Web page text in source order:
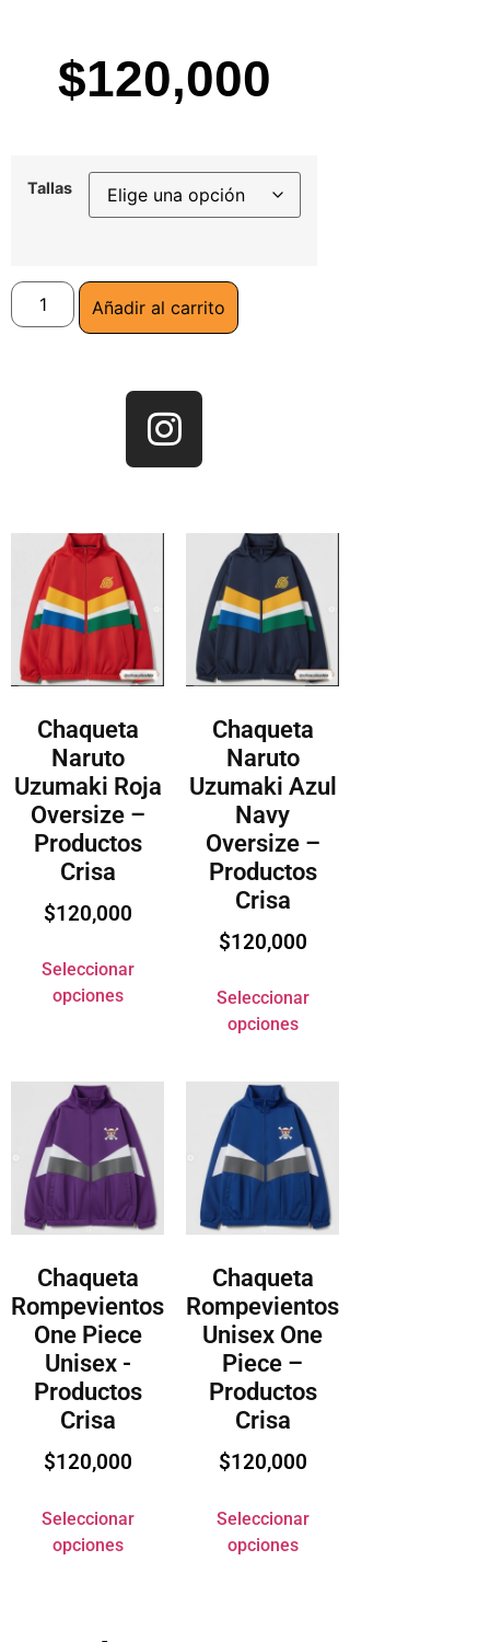
$120,000
Tallas
Añadir al carrito
Chaqueta
Naruto
Uzumaki Roja
Oversize –
Productos
Crisa
$120,000
Seleccionar
opciones
Chaqueta
Naruto
Uzumaki Azul
Navy
Oversize –
Productos
Crisa
$120,000
Seleccionar
opciones
Chaqueta
Rompevientos
One Piece
Unisex -
Productos
Crisa
$120,000
Seleccionar
opciones
Chaqueta
Rompevientos
Unisex One
Piece –
Productos
Crisa
$120,000
Seleccionar
opciones